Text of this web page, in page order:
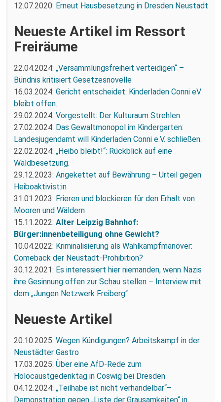
12.07.2020: Erneut Hausbesetzung in Dresden Neustadt
Neueste Artikel im Ressort
Freiräume
22.04.2024: „Versammlungsfreiheit verteidigen“ –
Bündnis kritisiert Gesetzesnovelle
16.03.2024: Gericht entscheidet: Kinderladen Conni eV
bleibt offen.
29.02.2024: Vorgestellt: Der Kulturaum Strehlen.
27.02.2024: Das Gewaltmonopol im Kindergarten:
Landesjugendamt will Kinderladen Conni e.V. schließen.
22.02.2024: „Heibo bleibt!“: Rückblick auf eine
Waldbesetzung.
29.12.2023: Angekettet auf Bewährung – Urteil gegen
Heiboaktivist:in
31.01.2023: Frieren und blockieren für den Erhalt von
Mooren und Wäldern
15.11.2022: Alter Leipzig Bahnhof:
Bürger:innenbeteiligung ohne Gewicht?
10.04.2022: Kriminalisierung als Wahlkampfmanöver:
Comeback der Neustadt-Prohibition?
30.12.2021: Es interessiert hier niemanden, wenn Nazis
ihre Gesinnung offen zur Schau stellen – Interview mit
dem „Jungen Netzwerk Freiberg“
Neueste Artikel
20.10.2025: Wegen Kündigungen? Arbeitskampf in der
Neustädter Gastro
17.03.2025: Über eine AfD-Rede zum
Holocaustgedenktag in Coswig bei Dresden
04.12.2024: „Teilhabe ist nicht verhandelbar“–
Demonstration gegen „Liste der Grausamkeiten“ in